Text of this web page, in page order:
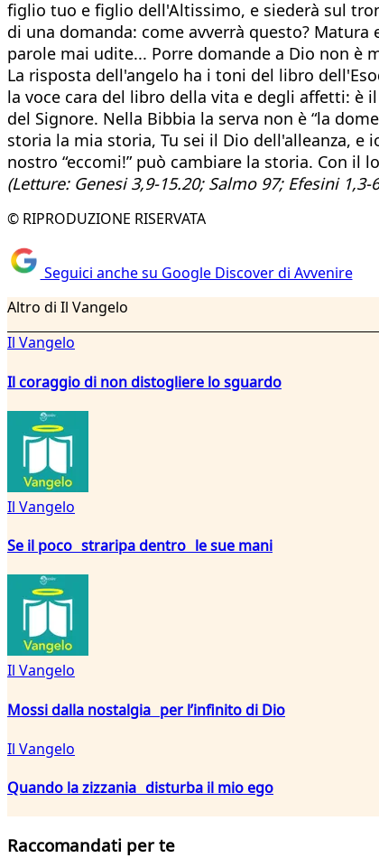
figlio tuo e figlio dell'Altissimo, e siederà sul
di una domanda: come avverrà questo?
parole mai udite... Porre domande a Dio non è
La risposta dell'angelo ha i toni del libro
la voce cara del libro della vita e degli affetti: è
del Signore. Nella Bibbia la serva non è “la
storia la mia storia, Tu sei il Dio dell'alleanza, e
nostro “eccomi!” può cambiare la storia. Con il
(Letture: Genesi 3,9-15.20; Salmo 97; Efesini 1,3-
© RIPRODUZIONE RISERVATA
Seguici anche su Google Discover di Avvenire
Altro di Il Vangelo
Il Vangelo
Il coraggio di non distogliere lo sguardo
Il Vangelo
Se il poco straripa dentro le sue mani
Il Vangelo
Mossi dalla nostalgia per l’infinito di Dio
Il Vangelo
Quando la zizzania disturba il mio ego
Raccomandati per te